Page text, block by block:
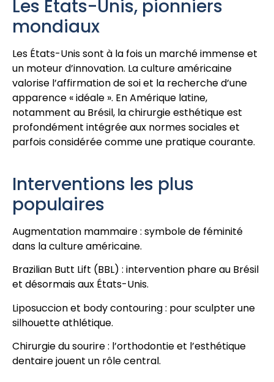
Les États-Unis, pionniers
mondiaux
Les États-Unis sont à la fois un marché immense et
un moteur d’innovation. La culture américaine
valorise l’affirmation de soi et la recherche d’une
apparence « idéale ». En Amérique latine,
notamment au Brésil, la chirurgie esthétique est
profondément intégrée aux normes sociales et
parfois considérée comme une pratique courante.
Interventions les plus
populaires
Augmentation mammaire : symbole de féminité
dans la culture américaine.
Brazilian Butt Lift (BBL) : intervention phare au Brésil
et désormais aux États-Unis.
Liposuccion et body contouring : pour sculpter une
silhouette athlétique.
Chirurgie du sourire : l’orthodontie et l’esthétique
dentaire jouent un rôle central.